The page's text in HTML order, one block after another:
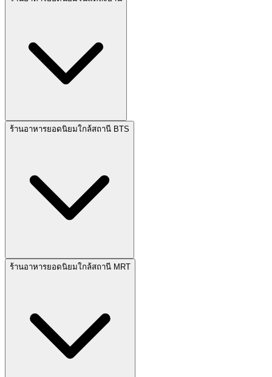
ร้านอาหารยอดนิยมใกล้สถานี BTS
ร้านอาหารยอดนิยมใกล้สถานี MRT